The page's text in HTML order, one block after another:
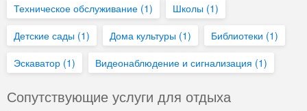
Техническое обслуживание (1) Школы (1)
Детские сады (1) Дома культуры (1) Библиотеки (1)
Эскаватор (1) Видеонаблюдение и сигнализация (1)
Сопутствующие услуги для отдыха